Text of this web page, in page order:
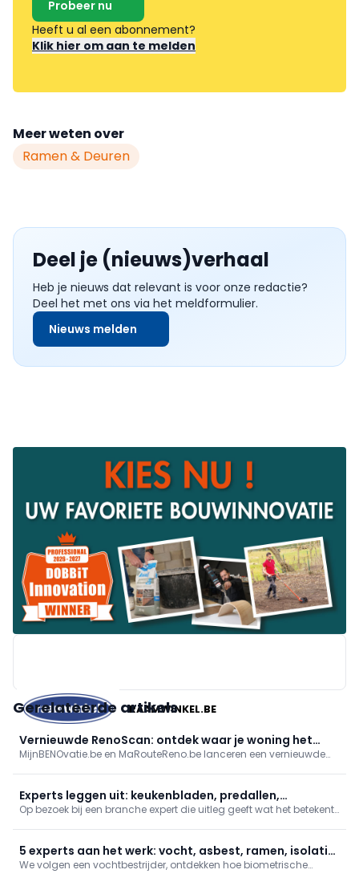
Probeer nu
Heeft u al een abonnement?
Klik hier om aan te melden
Meer weten over
Ramen & Deuren
Deel je (nieuws)verhaal
Heb je nieuws dat relevant is voor onze redactie?
Deel het met ons via het meldformulier.
Nieuws melden
RAAMWINKEL.BE
Gerelateerde artikels
Vernieuwde RenoScan: ontdek waar je woning het
meest energie bespaart
MijnBENOvatie.be en MaRouteReno.be lanceren een vernieuwde
prioritaire renovaties en bijhorende premies/financiering, met een
persoonlijk rapport en stap-voor-stapadvies.
Experts leggen uit: keukenbladen, predallen,
brandwerende deuren en zonwering
Op bezoek bij een branche expert die uitleg geeft wat het betekent
een zonweringexpert en tonen we hoe een brandwerende deu
5 experts aan het werk: vocht, asbest, ramen, isolatie
en biometrie
We volgen een vochtbestrijder, ontdekken hoe biometrische